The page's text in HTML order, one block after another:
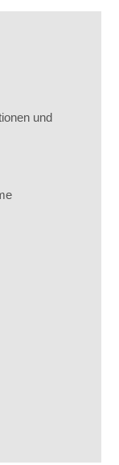
und